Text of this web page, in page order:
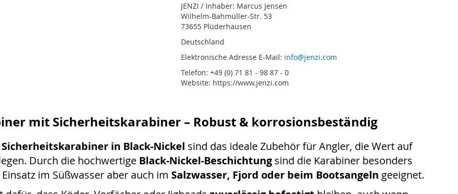
JENZI / Inhaber: Marcus Jensen
Wilhelm-Bahmüller-Str. 53
73655 Plüderhausen
Deutschland
Elektronische Adresse E-Mail: info@jenzi.com
Telefon: +49 (0) 71 81 - 98 87 - 0
Website: https://www.jenzi.com
mit Sicherheitskarabiner – Robust & korrosionsbeständig
in Black-Nickel sind das ideale Zubehör für Angler, die Wert auf
Durch die hochwertige Black-Nickel-Beschichtung sind die Karabiner besonders
im Süßwasser aber auch im Salzwasser, Fjord oder beim Bootsangeln geeignet.